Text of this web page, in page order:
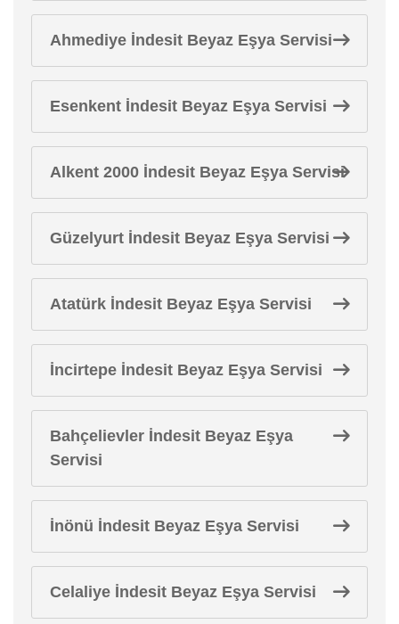
Ahmediye İndesit Beyaz Eşya Servisi
Esenkent İndesit Beyaz Eşya Servisi
Alkent 2000 İndesit Beyaz Eşya Servisi
Güzelyurt İndesit Beyaz Eşya Servisi
Atatürk İndesit Beyaz Eşya Servisi
İncirtepe İndesit Beyaz Eşya Servisi
Bahçelievler İndesit Beyaz Eşya
Servisi
İnönü İndesit Beyaz Eşya Servisi
Celaliye İndesit Beyaz Eşya Servisi